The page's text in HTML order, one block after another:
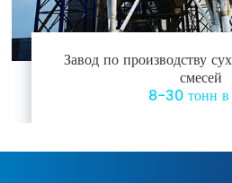
Завод по производству
смесей
8-30 тонн в